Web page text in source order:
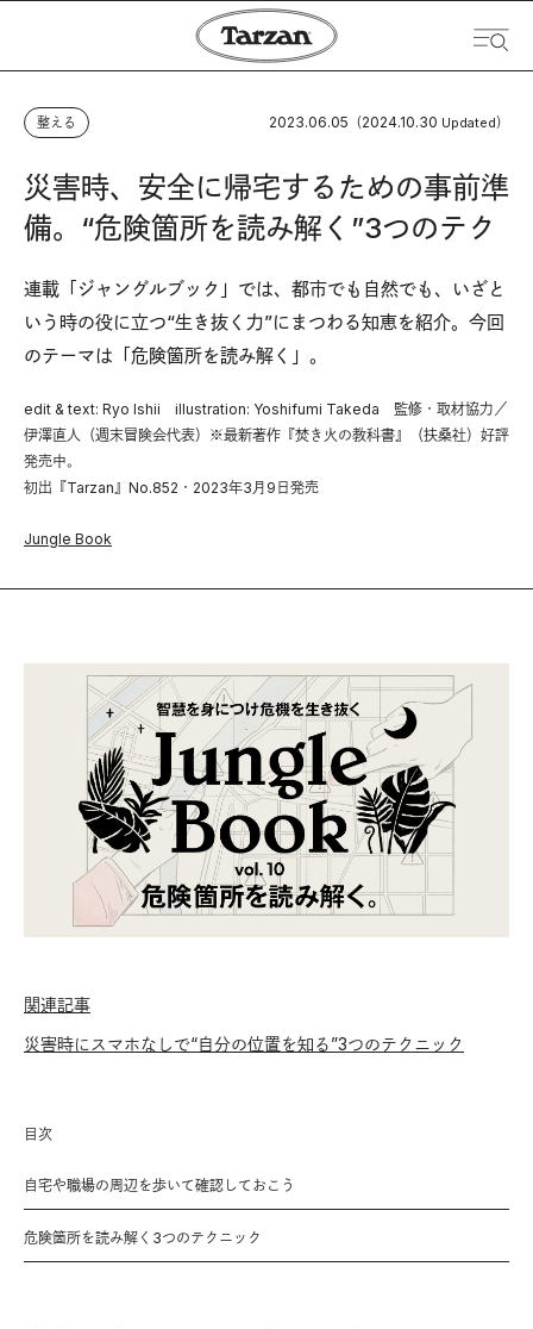
整える 2023.06.05 （2024.10.30 Updated）
災害時、安全に帰宅するための事前準
備。“危険箇所を読み解く”3つのテク
連載「ジャングルブック」では、都市でも自然でも、いざと
いう時の役に立つ“生き抜く力”にまつわる知恵を紹介。今回
のテーマは「危険箇所を読み解く」。
edit & text: Ryo Ishii illustration: Yoshifumi Takeda 監修・取材協力／
伊澤直人（週末冒険会代表）※最新著作『焚き火の教科書』（扶桑社）好評
発売中。
初出『Tarzan』No.852・2023年3月9日発売
Jungle Book
関連記事
災害時にスマホなしで“自分の位置を知る”3つのテクニック
目次
自宅や職場の周辺を歩いて確認しておこう
危険箇所を読み解く3つのテクニック